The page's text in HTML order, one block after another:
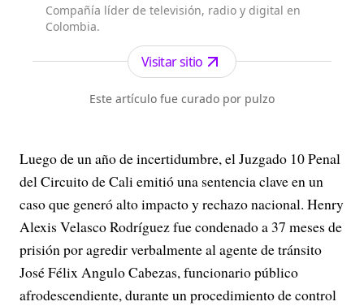
Compañía líder de televisión, radio y digital en
Colombia.
Visitar sitio
Este artículo fue curado por pulzo
Luego de un año de incertidumbre, el Juzgado 10 Penal
del Circuito de Cali emitió una sentencia clave en un
caso que generó alto impacto y rechazo nacional. Henry
Alexis Velasco Rodríguez fue condenado a 37 meses de
prisión por agredir verbalmente al agente de tránsito
José Félix Angulo Cabezas, funcionario público
afrodescendiente, durante un procedimiento de control